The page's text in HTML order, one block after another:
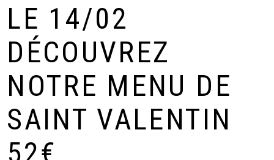
LE 14/02
DÉCOUVREZ
NOTRE MENU DE
SAINT VALENTIN
52€